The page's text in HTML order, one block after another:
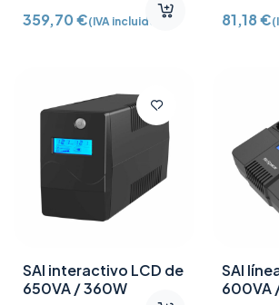
359,70€(IVA incluido)
81,18€
SAI interactivo LCD de
650VA / 360W
SAI
600VA